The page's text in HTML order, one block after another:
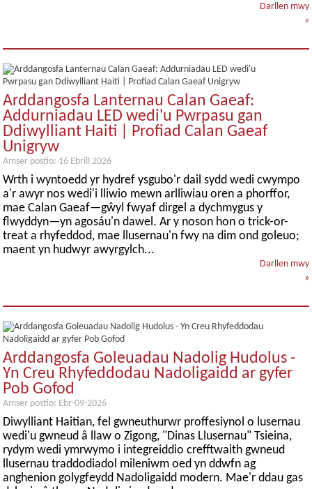
Darllen mwy
»
Arddangosfa Lanternau Calan Gaeaf:
Addurniadau LED wedi'u Pwrpasu gan
Ddiwylliant Haiti | Profiad Calan Gaeaf
Unigryw
Amser postio: 16 Ebrill 2026
Wrth i wyntoedd yr hydref ysgubo'r dail sydd wedi cwympo
a'r awyr nos wedi'i lliwio mewn arlliwiau oren a phorffor,
mae Calan Gaeaf—gŵyl fwyaf dirgel a dychmygus y
flwyddyn—yn agosáu'n dawel. Ar y noson hon o trick-or-
treat a rhyfeddod, mae llusernau'n fwy na dim ond goleuo;
maent yn hudwyr awyrgylch...
Darllen mwy
»
Arddangosfa Goleuadau Nadolig Hudolus -
Yn Creu Rhyfeddodau Nadoligaidd ar gyfer
Pob Gofod
Amser postio: Ebr-09-2026
Diwylliant Haitian, fel gwneuthurwr proffesiynol o lusernau
wedi'u gwneud â llaw o Zigong, "Dinas Llusernau" Tsieina,
rydym wedi ymrwymo i integreiddio crefftwaith gwneud
llusernau traddodiadol mileniwm oed yn ddwfn ag
anghenion golygfeydd Nadoligaidd modern. Mae'r ddau gas